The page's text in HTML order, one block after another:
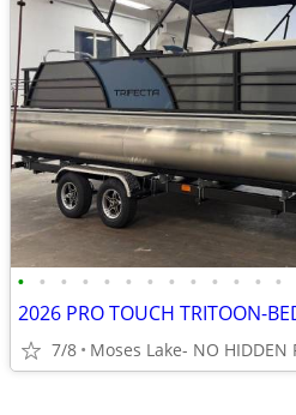
• • • • • • • • • • • • •
2026 PRO TOUCH TRITOON-
7/8 Moses Lake- NO HIDDEN